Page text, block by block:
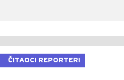
ČITAOCI REPORTERI